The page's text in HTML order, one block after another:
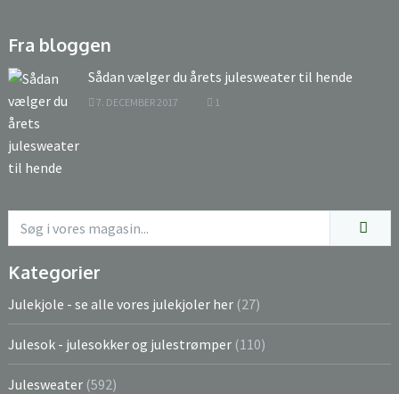
Fra bloggen
Sådan vælger du årets julesweater til hende
7. DECEMBER 2017 1
Kategorier
Julekjole - se alle vores julekjoler her (27)
Julesok - julesokker og julestrømper (110)
Julesweater (592)